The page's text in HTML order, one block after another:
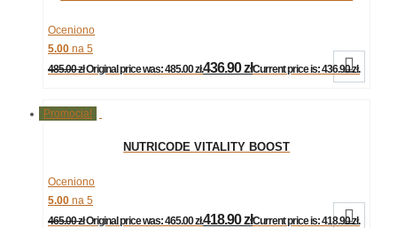
Oceniono
5.00 na 5
485.00złOriginal price was: 485.00 zł.436.90złCurrent price is: 436.90 zł.

Promocja!
NUTRICODE VITALITY BOOST
Oceniono
5.00 na 5
465.00złOriginal price was: 465.00 zł.418.90złCurrent price is: 418.90 zł.
